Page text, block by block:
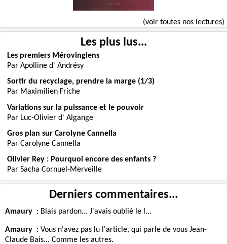
(voir toutes nos lectures)
Les plus lus...
Les premiers Mérovingiens
Par Apolline d' Andrésy
Sortir du recyclage, prendre la marge (1/3)
Par Maximilien Friche
Variations sur la puissance et le pouvoir
Par Luc-Olivier d' Algange
Gros plan sur Carolyne Cannella
Par Carolyne Cannella
Olivier Rey : Pourquoi encore des enfants ?
Par Sacha Cornuel-Merveille
Derniers commentaires...
Amaury : Blais pardon... J'avais oublié le l...
Amaury : Vous n'avez pas lu l'article, qui parle de vous Jean-
Claude Bais... Comme les autres.